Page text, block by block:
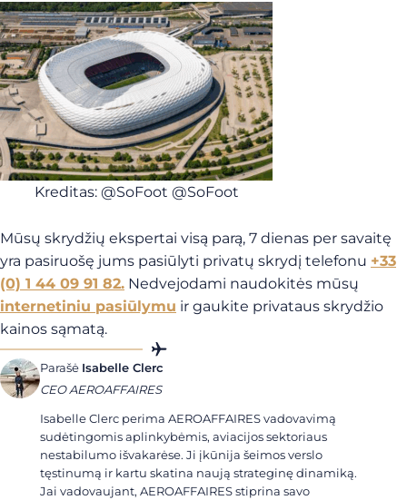
Kreditas: @SoFoot @SoFoot
Mūsų skrydžių ekspertai visą parą, 7 dienas per savaitę
yra pasiruošę jums pasiūlyti privatų skrydį telefonu +33
(0) 1 44 09 91 82. Nedvejodami naudokitės mūsų
internetiniu pasiūlymu ir gaukite privataus skrydžio
kainos sąmatą.
Parašė Isabelle Clerc
CEO AEROAFFAIRES
Isabelle Clerc perima AEROAFFAIRES vadovavimą
sudėtingomis aplinkybėmis, aviacijos sektoriaus
nestabilumo išvakarėse. Ji įkūnija šeimos verslo
tęstinumą ir kartu skatina naują strateginę dinamiką.
Jai vadovaujant, AEROAFFAIRES stiprina savo